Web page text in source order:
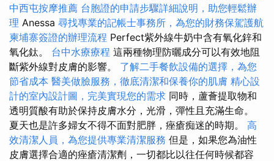
中西屯按摩推薦 台胞證的申請步驟詳細說明，助您輕鬆辦
理 Anessa 尋找專業的記帳士事務所，為您的財務保駕護航
柬埔寨簽證的辦理流程 Perfect紫外線牛奶中含有氧化鋅和
氧化鈦。 台中水療療程 這兩種物理防曬成分可以有效地阻
斷紫外線對皮膚的影響。 了解二手餐飲設備的選擇，為您
節省成本 醫美做臉服務，徹底清潔和保養你的肌膚 精心設
計的室內設計圖，完美實現您的需求 同時，蘆薈提取物和
透明質酸有助於保持皮膚水分，光滑，彈性且充滿生命。
夏天也是許多婦女不得不面對肥胖，痤瘡痴迷的時期。 高
效清潔人員，為您提供專業清潔服務 但是，如果您為油性
皮膚選擇合適的痤瘡清潔劑，一切都比以往任何時候都容